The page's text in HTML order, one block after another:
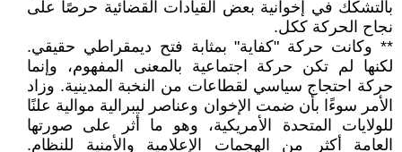
بالتشكك في إخوانية بعض القيادات القضائية حرصًا على
نجاح الحركة ككل.
** وكانت حركة "كفاية" بمثابة فتح ديمقراطي حقيقي.
لكنها لم تكن حركة اجتماعية بالمعنى المفهوم، وإنما
حركة احتجاج سياسي لقطاعات من النخبة المدينية. وزاد
الأمر سوءًا بأن ضمت الإخوان وعناصر ليبرالية موالية علنًا
للولايات المتحدة الأمريكية، وهو ما أثر على صورتها
العامة أكثر من الهجمات الإعلامية والأمنية للنظام.